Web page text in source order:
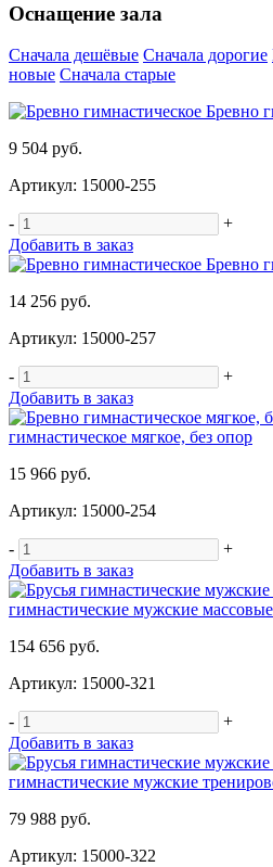
Оснащение зала
Сначала дешёвые Сначала дорогие
новые Сначала старые
Бревно
9 504 руб.
Артикул: 15000-255
-
+
Добавить в заказ
Бревно
14 256 руб.
Артикул: 15000-257
-
+
Добавить в заказ
гимнастическое мягкое, без опор
15 966 руб.
Артикул: 15000-254
-
+
Добавить в заказ
гимнастические мужские массовые
154 656 руб.
Артикул: 15000-321
-
+
Добавить в заказ
гимнастические мужские
79 988 руб.
Артикул: 15000-322